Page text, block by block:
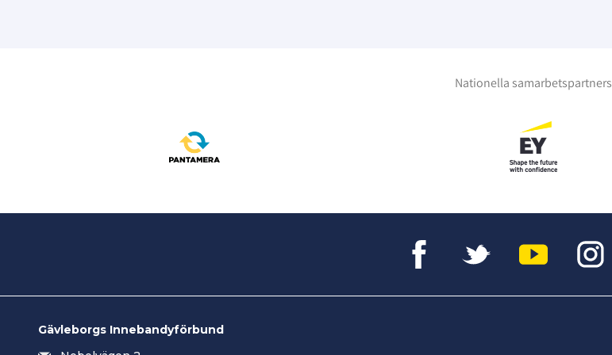
Nationella samarbetspartners
Gävleborgs Innebandyförbund